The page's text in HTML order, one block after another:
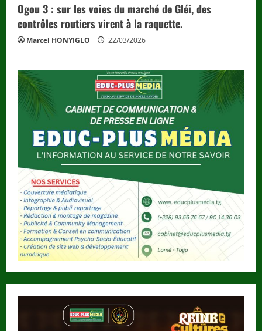
Ogou 3 : sur les voies du marché de Gléi, des
contrôles routiers virent à la raquette.
Marcel HONYIGLO 22/03/2026